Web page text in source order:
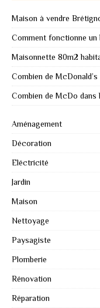
Maison à vendre
Comment fonctionne un
Maisonnette 80m2
Combien de
Combien de McDo dans
Aménagement
Décoration
Eléctricité
Jardin
Maison
Nettoyage
Paysagiste
Plomberie
Rénovation
Réparation